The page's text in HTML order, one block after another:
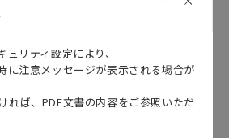
ZR-
SX10
ポ
リティ設定により、
に注意メッセージが表示される場合が
れば、PDF文書の内容をご参照いただ